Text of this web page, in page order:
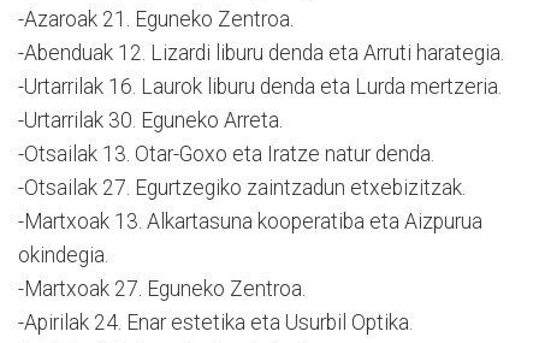
-Azaroak 21. Eguneko Zentroa.
-Abenduak 12. Lizardi liburu denda eta Arruti harategia.
-Urtarrilak 16. Laurok liburu denda eta Lurda mertzeria.
-Urtarrilak 30. Eguneko Arreta.
-Otsailak 13. Otar-Goxo eta Iratze natur denda.
-Otsailak 27. Egurtzegiko zaintzadun etxebizitzak.
-Martxoak 13. Alkartasuna kooperatiba eta Aizpurua
okindegia.
-Martxoak 27. Eguneko Zentroa.
-Apirilak 24. Enar estetika eta Usurbil Optika.